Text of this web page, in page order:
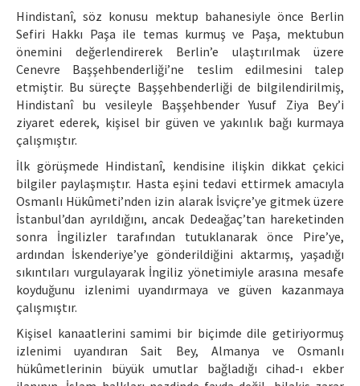
Hindistanî, söz konusu mektup bahanesiyle önce Berlin
Sefiri Hakkı Paşa ile temas kurmuş ve Paşa, mektubun
önemini değerlendirerek Berlin’e ulaştırılmak üzere
Cenevre Başşehbenderliği’ne teslim edilmesini talep
etmiştir. Bu süreçte Başşehbenderliği de bilgilendirilmiş,
Hindistanî bu vesileyle Başşehbender Yusuf Ziya Bey’i
ziyaret ederek, kişisel bir güven ve yakınlık bağı kurmaya
çalışmıştır.
İlk görüşmede Hindistanî, kendisine ilişkin dikkat çekici
bilgiler paylaşmıştır. Hasta eşini tedavi ettirmek amacıyla
Osmanlı Hükûmeti’nden izin alarak İsviçre’ye gitmek üzere
İstanbul’dan ayrıldığını, ancak Dedeağaç’tan hareketinden
sonra İngilizler tarafından tutuklanarak önce Pire’ye,
ardından İskenderiye’ye gönderildiğini aktarmış, yaşadığı
sıkıntıları vurgulayarak İngiliz yönetimiyle arasına mesafe
koyduğunu izlenimi uyandırmaya ve güven kazanmaya
çalışmıştır.
Kişisel kanaatlerini samimi bir biçimde dile getiriyormuş
izlenimi uyandıran Sait Bey, Almanya ve Osmanlı
hükûmetlerinin büyük umutlar bağladığı cihad-ı ekber